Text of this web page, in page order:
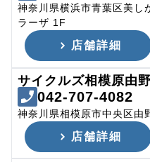
神奈川県横浜市青葉区美
ラーザ 1F
店舗詳細
サイクルズ相模原由
042-707-4082
神奈川県相模原市中央区由
店舗詳細